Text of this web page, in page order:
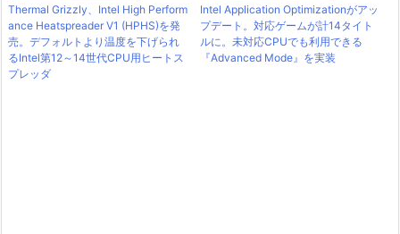
Thermal Grizzly、Intel High Perform
ance Heatspreader V1 (HPHS)を発
売。デフォルトより温度を下げられ
るIntel第12～14世代CPU用ヒートス
プレッダ
Intel Application Optimizationがアッ
プデート。対応ゲームが計14タイト
ルに。未対応CPUでも利用できる
『Advanced Mode』を実装